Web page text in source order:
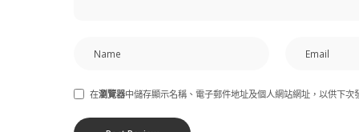
在瀏覽器中儲存顯示名稱、電子郵件地址及個人網站網址，以供下次